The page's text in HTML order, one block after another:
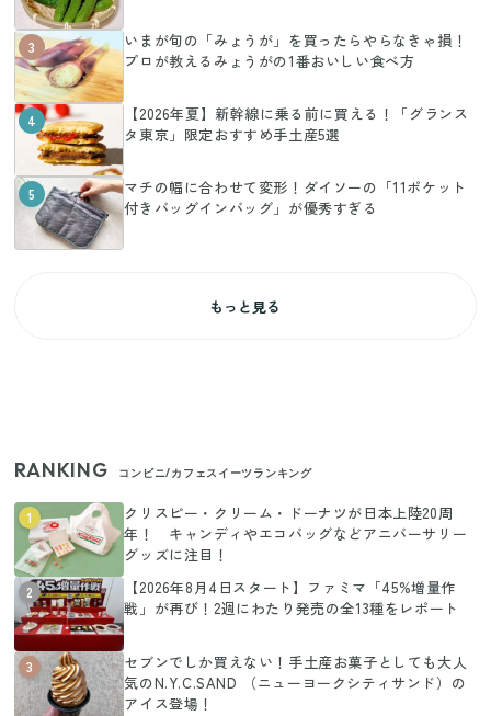
3
いまが旬の「みょうが」を買ったらやらなきゃ損！
プロが教えるみょうがの1番おいしい食べ方
4
【2026年夏】新幹線に乗る前に買える！「グランス
タ東京」限定おすすめ手土産5選
5
マチの幅に合わせて変形！ダイソーの「11ポケット
付きバッグインバッグ」が優秀すぎる
もっと見る
RANKING コンビニ/カフェスイーツランキング
1
クリスピー・クリーム・ドーナツが日本上陸20周
年！ キャンディやエコバッグなどアニバーサリー
グッズに注目！
2
【2026年8月4日スタート】ファミマ「45%増量作
戦」が再び！2週にわたり発売の全13種をレポート
3
セブンでしか買えない！手土産お菓子としても大人
気のN.Y.C.SAND （ニューヨークシティサンド）の
アイス登場！